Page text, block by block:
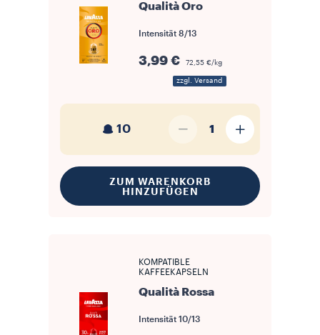
Qualità Oro
Intensität 8/13
3,99 € 72,55 €/kg
zzgl. Versand
10 1
ZUM WARENKORB
HINZUFÜGEN
KOMPATIBLE
KAFFEEKAPSELN
Qualità Rossa
Intensität 10/13